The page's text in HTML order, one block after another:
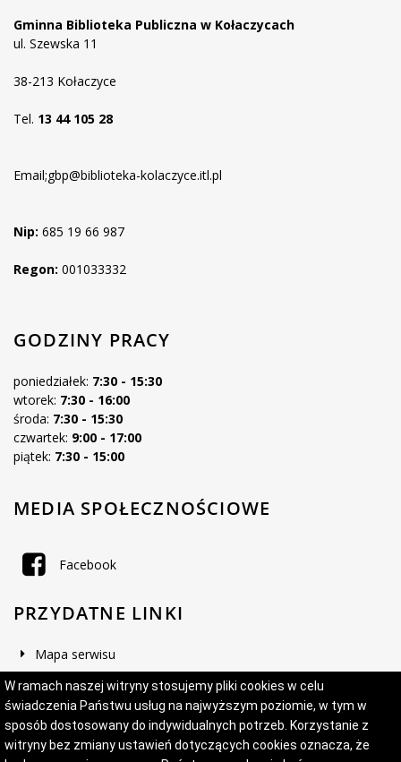
W ramach naszej witryny stosujemy pliki cookies w celu
świadczenia Państwu usług na najwyższym poziomie, w tym w
sposób dostosowany do indywidualnych potrzeb. Korzystanie z
witryny bez zmiany ustawień dotyczących cookies oznacza, że
Gminna Biblioteka Publiczna w Kołaczycach
ul. Szewska 11
38-213 Kołaczyce
Tel. 13 44 105 28
Email;gbp@biblioteka-kolaczyce.itl.pl
Nip: 685 19 66 987
Regon: 001033332
GODZINY PRACY
poniedziałek: 7:30 - 15:30
wtorek: 7:30 - 16:00
środa: 7:30 - 15:30
czwartek: 9:00 - 17:00
piątek: 7:30 - 15:00
MEDIA SPOŁECZNOŚCIOWE
Facebook
PRZYDATNE LINKI
Mapa serwisu
Deklaracja dostępności
Projekt i wykonanie:Logonet Sp. z o.o.